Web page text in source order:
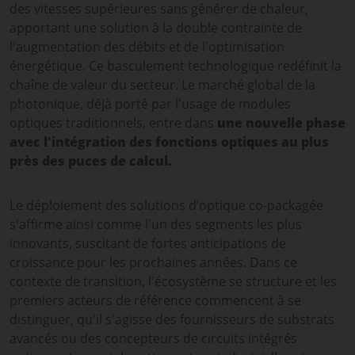
des vitesses supérieures sans générer de chaleur,
apportant une solution à la double contrainte de
l'augmentation des débits et de l'optimisation
énergétique. Ce basculement technologique redéfinit la
chaîne de valeur du secteur. Le marché global de la
photonique, déjà porté par l'usage de modules
optiques traditionnels, entre dans une nouvelle phase
avec l'intégration des fonctions optiques au plus
près des puces de calcul.
Le déploiement des solutions d’optique co-packagée
s'affirme ainsi comme l'un des segments les plus
innovants, suscitant de fortes anticipations de
croissance pour les prochaines années. Dans ce
contexte de transition, l'écosystème se structure et les
premiers acteurs de référence commencent à se
distinguer, qu'il s'agisse des fournisseurs de substrats
avancés ou des concepteurs de circuits intégrés